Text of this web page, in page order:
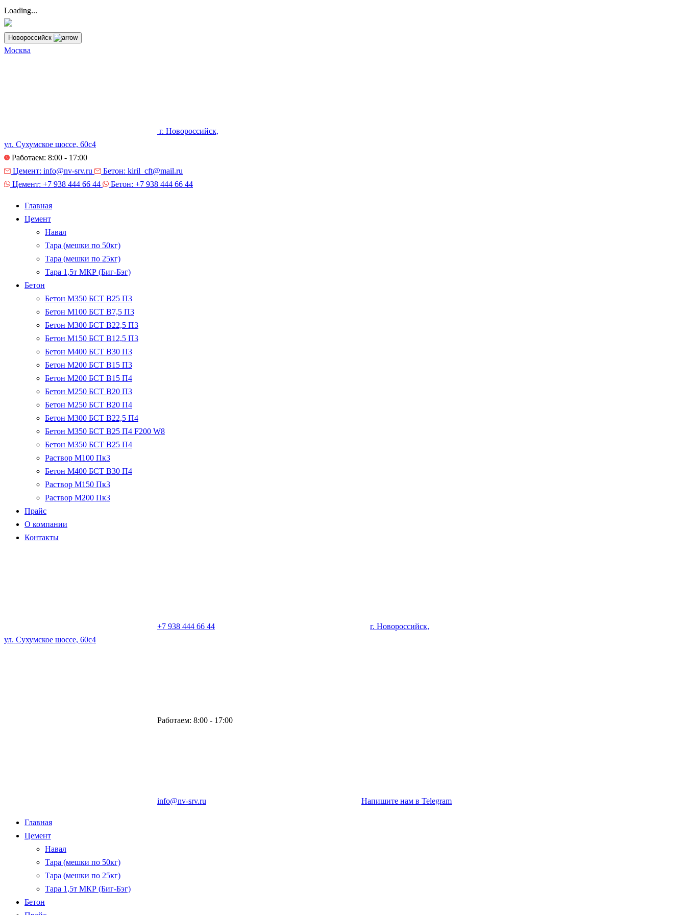
Loading...
Новороссийск
Москва
г. Новороссийск,
ул. Сухумское шоссе, 60с4
Работаем: 8:00 - 17:00
Цемент: info@nv-srv.ru Бетон: kiril_cft@mail.ru
Цемент: +7 938 444 66 44 Бетон: +7 938 444 66 44
Главная
Цемент
Навал
Тара (мешки по 50кг)
Тара (мешки по 25кг)
Тара 1,5т МКР (Биг-Бэг)
Бетон
Бетон М350 БСТ В25 П3
Бетон М100 БСТ В7,5 П3
Бетон М300 БСТ В22,5 П3
Бетон М150 БСТ В12,5 П3
Бетон М400 БСТ В30 П3
Бетон М200 БСТ В15 П3
Бетон М200 БСТ В15 П4
Бетон М250 БСТ В20 П3
Бетон М250 БСТ В20 П4
Бетон М300 БСТ В22,5 П4
Бетон М350 БСТ В25 П4 F200 W8
Бетон М350 БСТ В25 П4
Раствор М100 Пк3
Бетон М400 БСТ В30 П4
Раствор М150 Пк3
Раствор М200 Пк3
Прайс
О компании
Контакты
+7 938 444 66 44
г. Новороссийск,
ул. Сухумское шоссе, 60с4
Работаем: 8:00 - 17:00
info@nv-srv.ru Напишите нам в Telegram
Главная
Цемент
Навал
Тара (мешки по 50кг)
Тара (мешки по 25кг)
Тара 1,5т МКР (Биг-Бэг)
Бетон